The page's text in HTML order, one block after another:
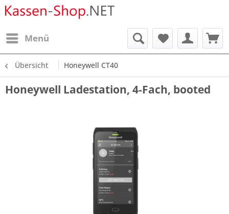
Menü
Übersicht Honeywell CT40
Honeywell Ladestation, 4-Fach, booted